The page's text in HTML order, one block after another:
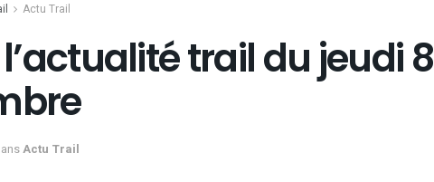
Actu Trail
trail du jeudi 8
Actu Trail